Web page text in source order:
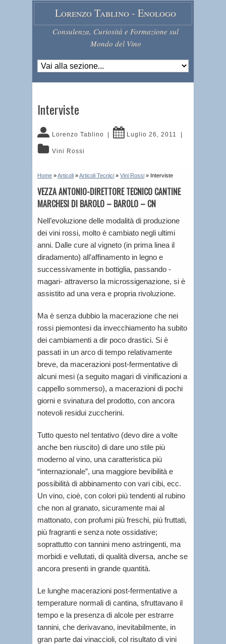
Lorenzo Tablino - Enologo
Consulenza, Curiosità e Formazione sul
Mondo del Vino
Interviste
Lorenzo Tablino Luglio 26, 2011
Vini Rossi
Home »Articoli »Articoli Tecnici » Vini Rossi » Interviste
VEZZA ANTONIO-DIRETTORE TECNICO CANTINE
MARCHESI DI BAROLO – BAROLO – CN
Nell’evoluzione delle modalità di produzione
dei vini rossi, molto è cambiato negli ultimi
anni. Dalle cure al vigneto (in prima linea il
diradamento) all’affinamento in legno e
successivamente in bottiglia, passando -
magari- attraverso la microssigenazione, si è
assistito ad una vera e propria rivoluzione.
Ma è senza dubbio la macerazione che nei
rossi piemontesi da invecchiamento ha subito
dei cambiamenti a dir poco drastici. Si è
passati in un arco di tempo relativamente
breve, da macerazioni post-fermentative di
alcuni mesi (a seguito magari di vinificazioni a
cappello sommerso), a macerazioni di pochi
giorni e svinatura del prodotto, con ancora
notevoli residui zuccherini.
Tutto questo nel tentativo (devo dire a volte
anche ben riuscito) di dare uno stile più
moderno al vino, una caratteristica più
“internazionale”, una maggiore bevibilità e
possibilità di abbinamento con vari cibi, ecc.
Un vino, cioè, con colori più tendenti al rubino
che non al granato, sicuramente mai al
mattonato, con profumi più freschi, più fruttati,
più fragranti e senza note ossidative;
soprattutto con tannini meno astringenti, ma
morbidi e vellutati, di qualità diversa, anche se
ancora presenti in grande quantità.
Le lunghe macerazioni post-fermentative a
temperature normali di cantina, sfruttavano il
tempo e la presenza di alcole per estrarre
tannini, che derivavano, inevitabilmente, in
gran parte dai vinaccioli, col risultato di vini